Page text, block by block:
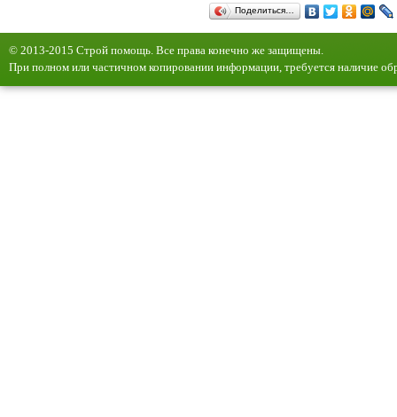
Поделиться…
© 2013-2015 Строй помощь. Все права конечно же защищены.
При полном или частичном копировании информации, требуется наличие